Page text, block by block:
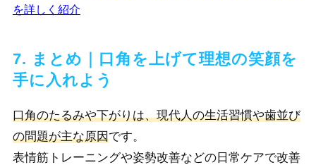
を詳しく紹介
7. まとめ｜口角を上げて理想の笑顔を
手に入れよう
口角のたるみや下がりは、現代人の生活習慣や歯並び
の問題が主な原因です。
表情筋トレーニングや姿勢改善などの日常ケアで改善